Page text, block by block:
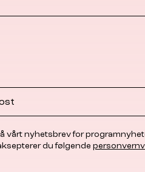
vårt nyhetsbrev for
du følgende